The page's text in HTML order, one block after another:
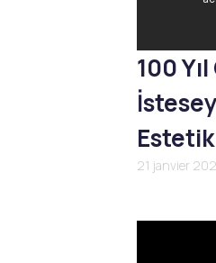
100
21 janvier